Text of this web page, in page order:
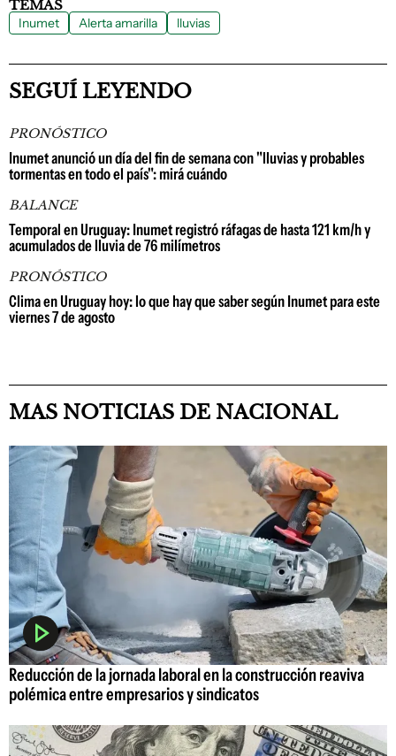
TEMAS
Inumet Alerta amarilla lluvias
SEGUÍ LEYENDO
PRONÓSTICO
Inumet anunció un día del fin de semana con "lluvias y probables
tormentas en todo el país": mirá cuándo
BALANCE
Temporal en Uruguay: Inumet registró ráfagas de hasta 121 km/h y
acumulados de lluvia de 76 milímetros
PRONÓSTICO
Clima en Uruguay hoy: lo que hay que saber según Inumet para este
viernes 7 de agosto
MAS NOTICIAS DE NACIONAL
Reducción de la jornada laboral en la construcción reaviva
polémica entre empresarios y sindicatos